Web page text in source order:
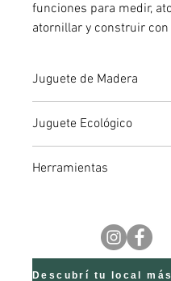
funciones para medir,
atornillar y construir con
imaginación y creatividad.
Contiene 1 banco de
herramientas y piezas.
recomendada más de 1
meses.
Juguete de Madera
Juguete Ecológico
Herramientas